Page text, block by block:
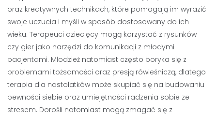
oraz kreatywnych technikach, które pomagają im wyrazić
swoje uczucia i myśli w sposób dostosowany do ich
wieku. Terapeuci dziecięcy mogą korzystać z rysunków
czy gier jako narzędzi do komunikacji z młodymi
pacjentami. Młodzież natomiast często boryka się z
problemami tożsamości oraz presją rówieśniczą, dlatego
terapia dla nastolatków może skupiać się na budowaniu
pewności siebie oraz umiejętności radzenia sobie ze
stresem. Dorośli natomiast mogą zmagać się z